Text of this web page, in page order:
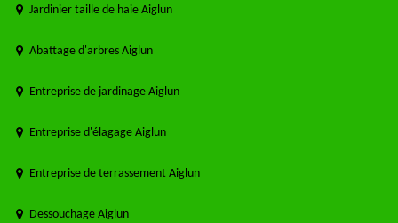
Jardinier taille de haie Aiglun
Abattage d'arbres Aiglun
Entreprise de jardinage Aiglun
Entreprise d'élagage Aiglun
Entreprise de terrassement Aiglun
Dessouchage Aiglun